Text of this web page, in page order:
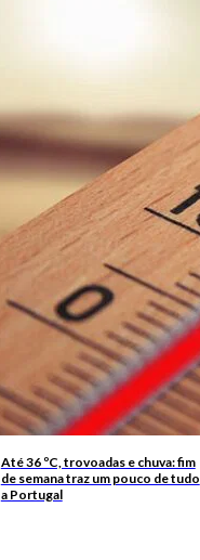
Até 36 ºC, trovoadas e chuva: fim
de semana traz um pouco de tudo
a Portugal